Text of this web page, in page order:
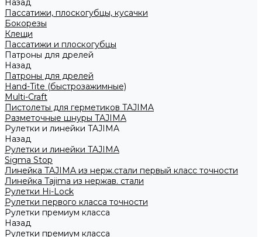
Назад
Пассатижи, плоскогубцы, кусачки
Бокорезы
Клещи
Пассатижи и плоскогубцы
Патроны для дрелей
Назад
Патроны для дрелей
Hand-Tite (быстрозажимные)
Multi-Craft
Пистолеты для герметиков TAJIMA
Разметочные шнуры TAJIMA
Рулетки и линейки TAJIMA
Назад
Рулетки и линейки TAJIMA
Sigma Stop
Линейка TAJIMA из нерж.стали первый класс точности
Линейка Tajima из нержав. стали
Рулетки Hi-Lock
Рулетки первого класса точности
Рулетки премиум класса
Назад
Рулетки премиум класса